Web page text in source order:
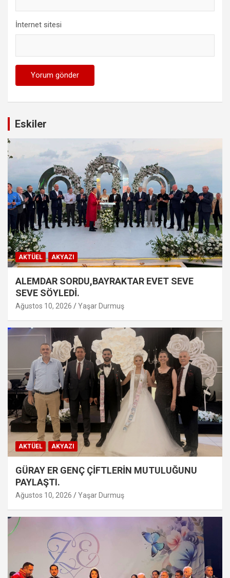
İnternet sitesi
Eskiler
AKTÜEL AKYAZI
ALEMDAR SORDU,BAYRAKTAR EVET SEVE
SEVE SÖYLEDİ.
Ağustos 10, 2026 Yaşar Durmuş
AKTÜEL AKYAZI
GÜRAY ER GENÇ ÇİFTLERİN MUTULUĞUNU
PAYLAŞTI.
Ağustos 10, 2026 Yaşar Durmuş